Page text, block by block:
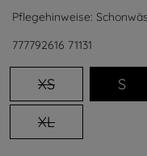
Pflegehinweise:
777792616 71131
XS S
XL